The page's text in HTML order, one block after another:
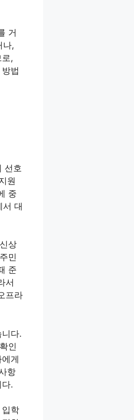
거
나,
,
법
선호
원
중
서 대
상
민
준
서
프라
다.
인
게
항
.
입학